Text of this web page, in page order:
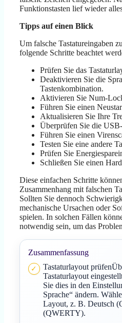
Funktionstasten lief wieder
Tipps auf einen Blick
Um falsche Tastatureingaben
folgende Schritte beachtet
Prüfen Sie das
Deaktivieren Sie die
Tastenkombination.
Aktivieren Sie Num-
Führen Sie einen
Aktualisieren Sie Ihre
Überprüfen Sie die
Führen Sie einen
Testen Sie eine andere
Prüfen Sie
Schließen Sie einen
Diese einfachen Schritte
Zusammenhang mit falschen
Sollten Sie dennoch
mechanische Ursachen oder
spielen. In solchen Fällen
notwendig sein, um das
Zusammenfassung
Tastaturlayout
Tastaturlayout
Sie dies in den
Sprache“ ändern.
Layout, z. B. Deutsch
(QWERTY).